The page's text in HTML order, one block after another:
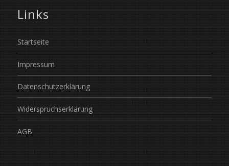
Links
Startseite
Impressum
Datenschutzerklärung
Widerspruchserklärung
AGB